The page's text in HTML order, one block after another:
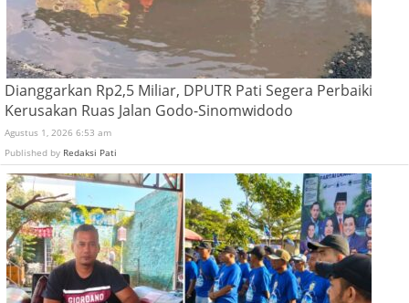
Dianggarkan Rp2,5 Miliar, DPUTR Pati Segera Perbaiki
Kerusakan Ruas Jalan Godo-Sinomwidodo
Agustus 1, 2026 6:53 am
Published by Redaksi Pati